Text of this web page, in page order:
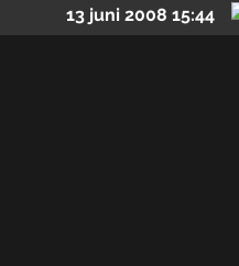
13 juni 2008 15:44